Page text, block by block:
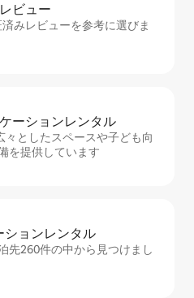
ビ⁠ュ⁠ー
みレビューを参考に選びま
ー⁠シ⁠ョ⁠ンレ⁠ン⁠タ⁠ル
としたスペースや子ども向
を提供しています
シ⁠ョ⁠ンレ⁠ン⁠タ⁠ル
先260件の中から見つけまし